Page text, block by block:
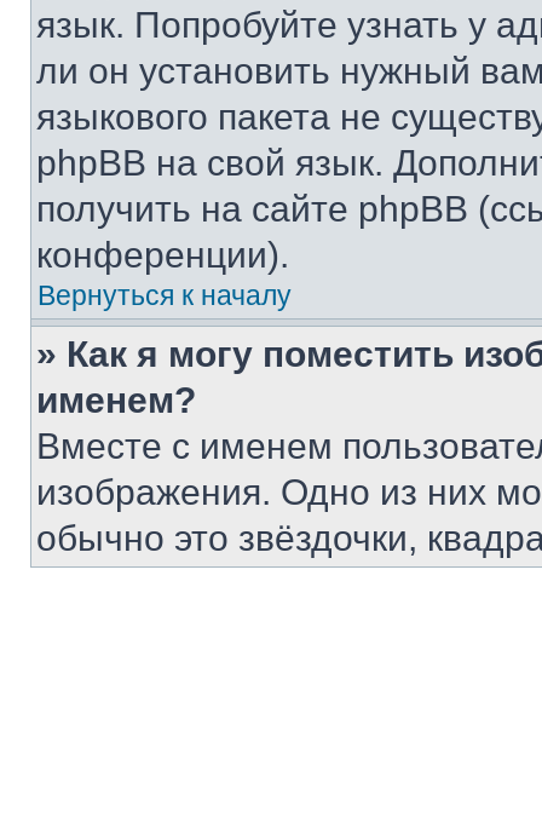
язык. Попробуйте узнать у
ли он установить нужный
языкового пакета не
phpBB на свой язык.
получить на сайте phpBB
конференции).
Вернуться к началу
» Как я могу поместить
именем?
Вместе с именем
изображения. Одно из них
обычно это звёздочки,